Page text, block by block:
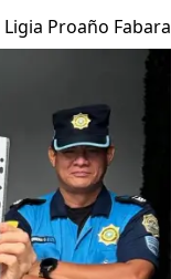
Ligia Proaño Fabara